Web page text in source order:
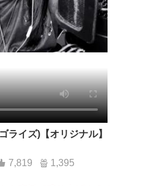
ライズ)【オリジナル】
7,819 1,395